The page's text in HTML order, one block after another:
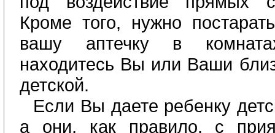
Кроме того, нужно
вашу аптечку в
находитесь Вы или Ваши
детской.
Если Вы даете ребенку
а они, как правило, с